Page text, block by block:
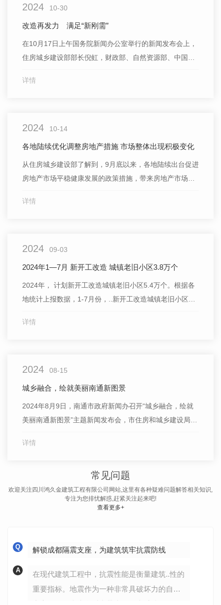
电、气等各种管线布满
2024 10-30
改造再发力 满足“新刚需”
在10月17日上午国务院新闻办公室举行的新闻发布会上，
住房城乡建设部部长倪虹，财政部、自然资源部、中国人
场平稳健康发展有关情况，并回答记者提问。 会上，
改造，是“
详情
2024 10-14
各地陆续优化调整房地产措施 市场整体出现积极变化
从住房城乡建设部了解到，9月底以来，各地陆续出台促进
房地产市场平稳健康发展的政策措施，带来房地产市场整
北上广深四个..城市调整住房限购等政策措施。重庆、四
汉、南昌、合
详情
2024 09-03
2024年1—7月 新开工改造 城镇老旧小区3.8万个
2024年， 计划新开工改造城镇老旧小区5.4万个。根据各
地统计上报数据，1-7月份，..新开工改造城镇老旧小区3.8
海、内蒙古、山东等8个地区开工率超过80%。
详情
2024 08-15
城乡融合，绘就美丽南通新图景
2024年8月9日，南通市政府新闻办召开“城乡融合，绘就
美丽南通新图景”主题新闻发布会，市住房和城乡建设局就
绍。 宜居住区打造工程是城市更新三年行动的重要篇
居民约14.8万户，建筑面积超1300万平方米，原本许多设
施
详情
常见问题
欢迎关注四川鸿久金建筑工程有限公司网站,这里有各种疑难问题解答相关知识,
专注为您排忧解惑,赶紧关注起来吧!
查看更多+
Q 解锁成都隔震支座，为建筑筑牢抗震防线
A
在现代建筑工程中，抗震性能是衡量建筑..性的
重要指标。地震作为一种非常具破坏力的自然